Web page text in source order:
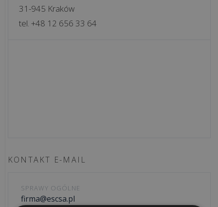
31-945 Kraków
tel. +48 12 656 33 64
KONTAKT E-MAIL
SPRAWY OGÓLNE
firma@escsa.pl